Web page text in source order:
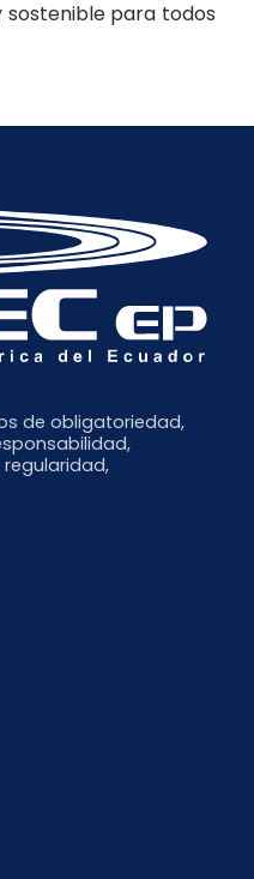
para todos
de obligatoriedad,